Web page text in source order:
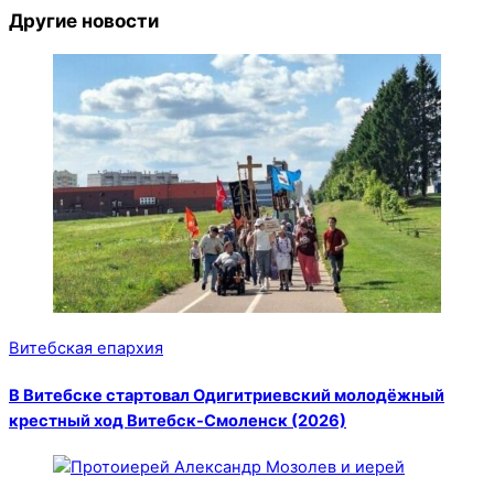
Другие новости
Витебская епархия
В Витебске стартовал Одигитриевский молодёжный
крестный ход Витебск-Смоленск (2026)